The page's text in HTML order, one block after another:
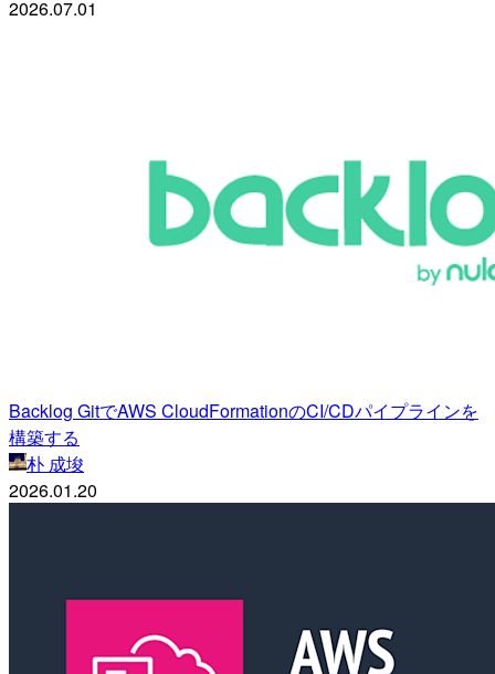
2026.07.01
Backlog GitでAWS CloudFormationのCI/CDパイプラインを
構築する
朴 成埈
2026.01.20